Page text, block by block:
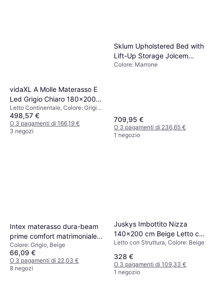
vidaXL A Molle Materasso E
Led Grigio Chiaro 180x200
cm Velluto Letto Continentale
Letto Continentale, Colore: Grigio,
Riempimento: Schiuma, Materiale:
Poliestere, Fermezza: Medio
498,57 €
O 3 pagamenti di 166,19 €
3 negozi
Sklum Upholstered Bed with
Lift-Up Storage Jolcem
Brown 180 x 200 cm
Colore: Marrone
709,95 €
O 3 pagamenti di 236,65 €
1 negozio
Intex materasso dura-beam
prime comfort matrimoniale
con tecnologia fiber tech
Colore: Grigio, Beige
66,09 €
O 3 pagamenti di 22,03 €
8 negozi
Juskys Imbottito Nizza
140x200 cm Beige Letto con
Struttura
Letto con Struttura, Colore: Beige
328 €
O 3 pagamenti di 109,33 €
1 negozio